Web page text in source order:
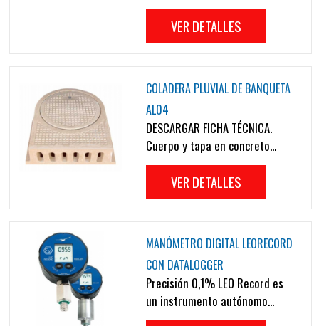
VER DETALLES
COLADERA PLUVIAL DE BANQUETA
AL04
DESCARGAR FICHA TÉCNICA.
Cuerpo y tapa en concreto...
VER DETALLES
MANÓMETRO DIGITAL LEORECORD
CON DATALOGGER
Precisión 0,1% LEO Record es
un instrumento autónomo...